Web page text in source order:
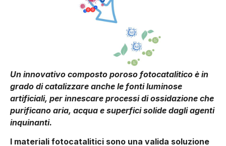
Un innovativo composto poroso fotocatalitico è in
grado di catalizzare anche le fonti luminose
artificiali, per innescare processi di ossidazione che
purificano aria, acqua e superfici solide dagli agenti
inquinanti.
I materiali fotocatalitici sono una valida soluzione